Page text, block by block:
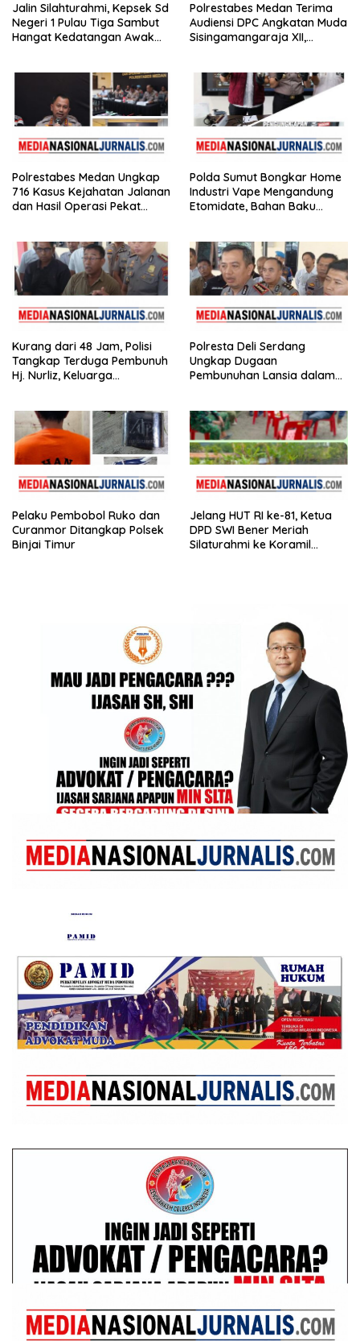
Jalin Silahturahmi, Kepsek Sd
Negeri 1 Pulau Tiga Sambut
Hangat Kedatangan Awak
Polrestabes Medan Terima
Audiensi DPC Angkatan Muda
Sisingamangaraja XII,
Polrestabes Medan Ungkap
716 Kasus Kejahatan Jalanan
dan Hasil Operasi Pekat
Polda Sumut Bongkar Home
Industri Vape Mengandung
Etomidate, Bahan Baku
Kurang dari 48 Jam, Polisi
Tangkap Terduga Pembunuh
Hj. Nurliz, Keluarga
Polresta Deli Serdang
Ungkap Dugaan
Pembunuhan Lansia dalam
Pelaku Pembobol Ruko dan
Curanmor Ditangkap Polsek
Binjai Timur
Jelang HUT RI ke-81, Ketua
DPD SWI Bener Meriah
Silaturahmi ke Koramil